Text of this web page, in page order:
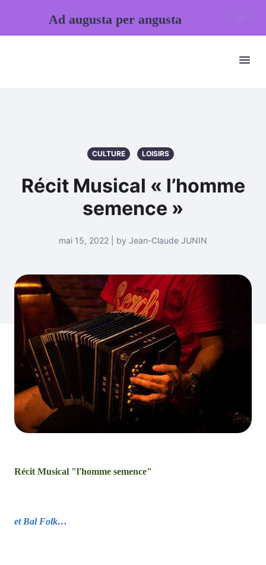
CULTURE LOISIRS
Récit Musical « l’homme
semence »
mai 15, 2022 | by Jean-Claude JUNIN
Récit Musical "l'homme semence"
et Bal Folk…
Ad augusta per angusta